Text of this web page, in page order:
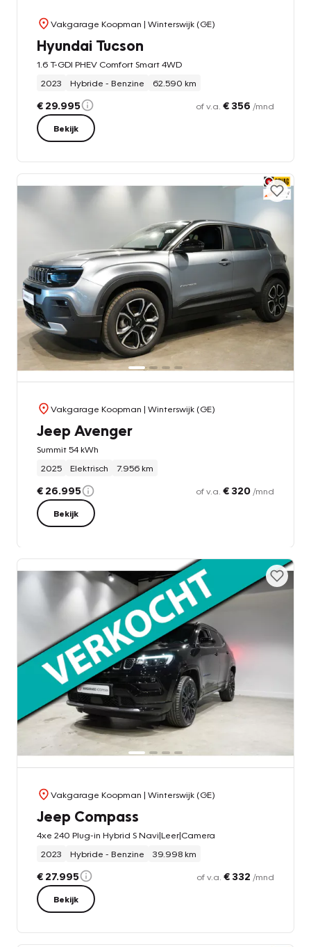
Vakgarage Koopman | Winterswijk (GE)
Hyundai Tucson
1.6 T-GDI PHEV Comfort Smart 4WD
2023
Hybride - Benzine 62.590 km
€ 29.995 of v.a. € 356 /mnd
Bekijk
Vakgarage Koopman | Winterswijk (GE)
Jeep Avenger
Summit 54 kWh
2025
Elektrisch 7.956 km
€ 26.995 of v.a. € 320 /mnd
Bekijk
Vakgarage Koopman | Winterswijk (GE)
Jeep Compass
4xe 240 Plug-in Hybrid S Navi|Leer|Camera
2023
Hybride - Benzine 39.998 km
€ 27.995 of v.a. € 332 /mnd
Bekijk